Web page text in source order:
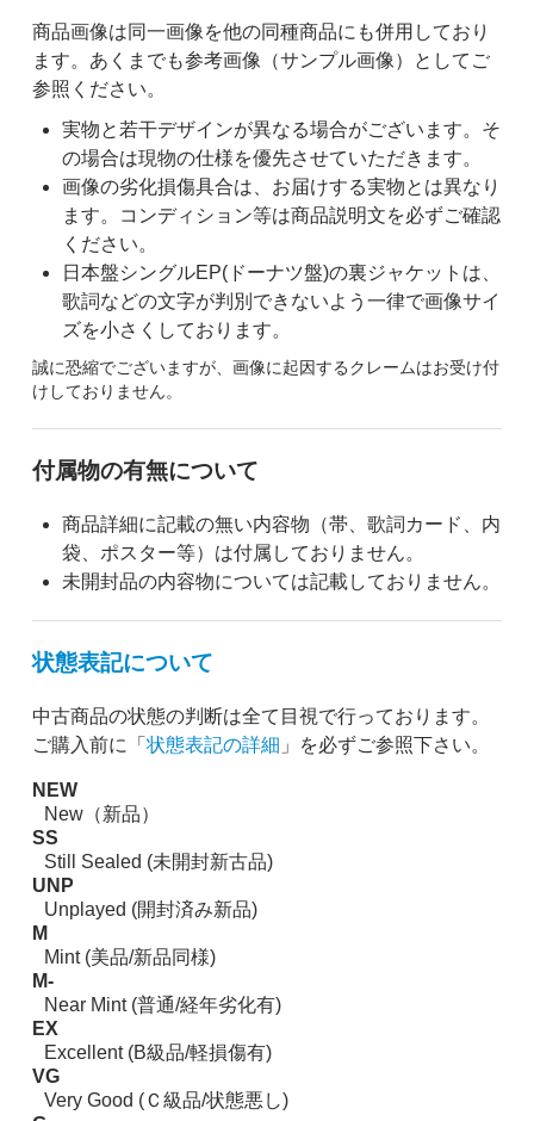
商品画像は同一画像を他の同種商品にも併用しており
ます。あくまでも参考画像（サンプル画像）としてご
参照ください。
実物と若干デザインが異なる場合がございます。そ
の場合は現物の仕様を優先させていただきます。
画像の劣化損傷具合は、お届けする実物とは異なり
ます。コンディション等は商品説明文を必ずご確認
ください。
日本盤シングルEP(ドーナツ盤)の裏ジャケットは、
歌詞などの文字が判別できないよう一律で画像サイ
ズを小さくしております。
誠に恐縮でございますが、画像に起因するクレームはお受け付
けしておりません。
付属物の有無について
商品詳細に記載の無い内容物（帯、歌詞カード、内
袋、ポスター等）は付属しておりません。
未開封品の内容物については記載しておりません。
状態表記について
中古商品の状態の判断は全て目視で行っております。
ご購入前に「 状態表記の詳細 」を必ずご参照下さい。
NEW
New（新品）
SS
Still Sealed (未開封新古品)
UNP
Unplayed (開封済み新品)
M
Mint (美品/新品同様)
M-
Near Mint (普通/経年劣化有)
EX
Excellent (B級品/軽損傷有)
VG
Very Good (Ｃ級品/状態悪し)